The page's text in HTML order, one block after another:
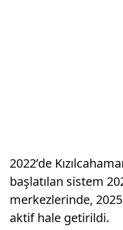
2022’de
başlatılan sistem
merkezlerinde, 2025
aktif hale getirildi.